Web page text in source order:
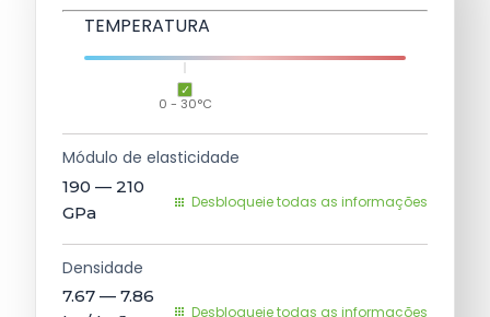
TEMPERATURA
0 - 30°C
Módulo de elasticidade
190 — 210
GPa
Desbloqueie todas as informações
Densidade
7.67 — 7.86
Desbloqueie todas as informações